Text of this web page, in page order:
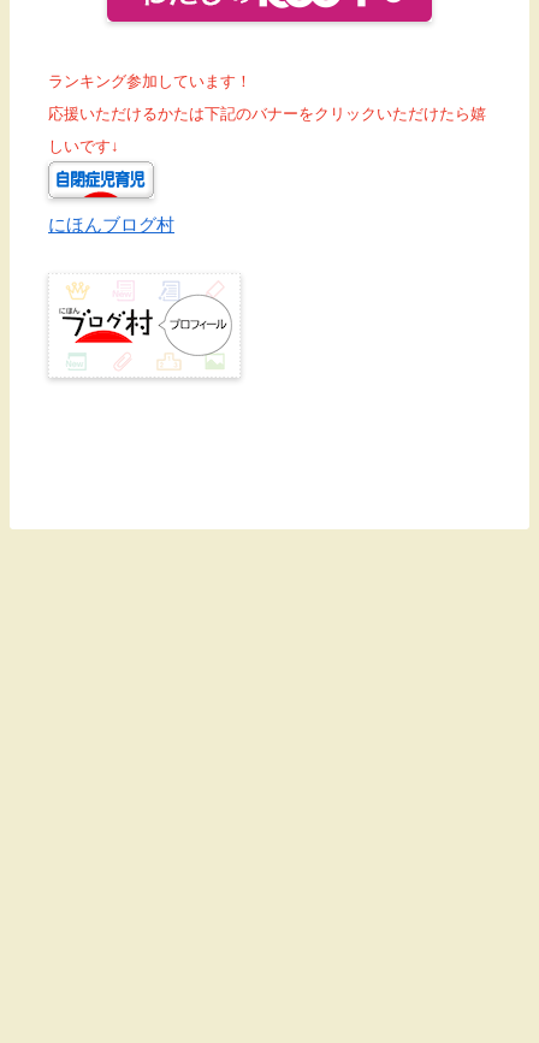
ランキング参加しています！
応援いただけるかたは下記のバナーをクリックいただけたら嬉
しいです↓
にほんブログ村